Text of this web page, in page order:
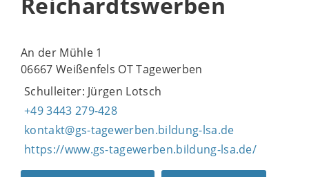
An der Mühle 1
06667 Weißenfels OT Tagewerben
Schulleiter: Jürgen Lotsch
+49 3443 279-428
kontakt@gs-tagewerben.bildung-lsa.de
https://www.gs-tagewerben.bildung-lsa.de/